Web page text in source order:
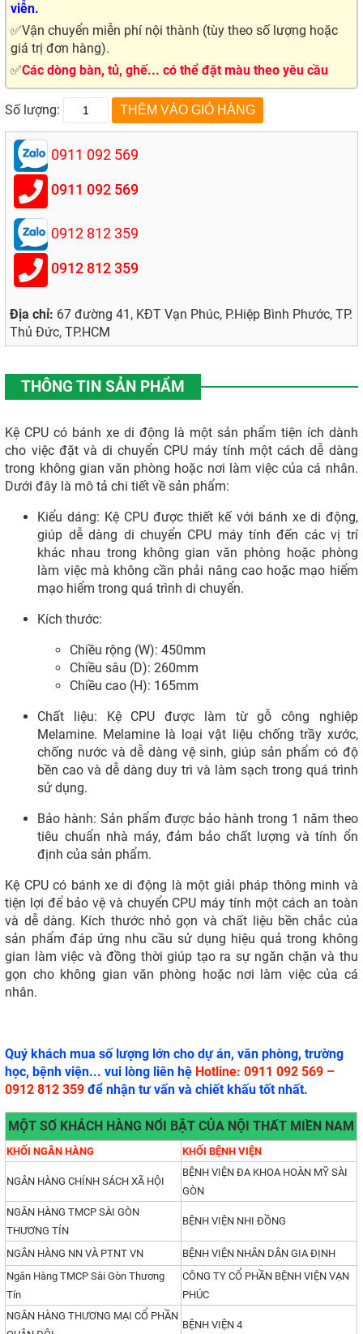
viễn.
✅Vận chuyển miễn phí nội thành (tùy theo số lượng hoặc
giá trị đơn hàng).
✅Các dòng bàn, tủ, ghế... có thể đặt màu theo yêu cầu
Số lượng:
0911 092 569
0911 092 569
0912 812 359
0912 812 359
Địa chỉ: 67 đường 41, KĐT Vạn Phúc, P.Hiệp Bình Phước, TP.
Thủ Đức, TP.HCM
THÔNG TIN SẢN PHẨM
Kệ CPU có bánh xe di động là một sản phẩm tiện ích dành
cho việc đặt và di chuyển CPU máy tính một cách dễ dàng
trong không gian văn phòng hoặc nơi làm việc của cá nhân.
Dưới đây là mô tả chi tiết về sản phẩm:
Kiểu dáng: Kệ CPU được thiết kế với bánh xe di động,
giúp dễ dàng di chuyển CPU máy tính đến các vị trí
khác nhau trong không gian văn phòng hoặc phòng
làm việc mà không cần phải nâng cao hoặc mạo hiểm
mạo hiểm trong quá trình di chuyển.
Kích thước:
Chiều rộng (W): 450mm
Chiều sâu (D): 260mm
Chiều cao (H): 165mm
Chất liệu: Kệ CPU được làm từ gỗ công nghiệp
Melamine. Melamine là loại vật liệu chống trầy xước,
chống nước và dễ dàng vệ sinh, giúp sản phẩm có độ
bền cao và dễ dàng duy trì và làm sạch trong quá trình
sử dụng.
Bảo hành: Sản phẩm được bảo hành trong 1 năm theo
tiêu chuẩn nhà máy, đảm bảo chất lượng và tính ổn
định của sản phẩm.
Kệ CPU có bánh xe di động là một giải pháp thông minh và
tiện lợi để bảo vệ và chuyển CPU máy tính một cách an toàn
và dễ dàng. Kích thước nhỏ gọn và chất liệu bền chắc của
sản phẩm đáp ứng nhu cầu sử dụng hiệu quả trong không
gian làm việc và đồng thời giúp tạo ra sự ngăn chặn và thu
gọn cho không gian văn phòng hoặc nơi làm việc của cá
nhân.
Quý khách mua số lượng lớn cho dự án, văn phòng, trường
học, bệnh viện... vui lòng liên hệ Hotline: 0911 092 569 –
0912 812 359 để nhận tư vấn và chiết khấu tốt nhất.
MỘT SỐ KHÁCH HÀNG NỔI BẬT CỦA NỘI THẤT MIỀN NAM
KHỐI NGÂN HÀNG KHỐI BỆNH VIỆN
NGÂN HÀNG CHÍNH SÁCH XÃ HỘI
BỆNH VIỆN ĐA KHOA HOÀN MỸ SÀI
GÒN
NGÂN HÀNG TMCP SÀI GÒN
THƯƠNG TÍN
BỆNH VIỆN NHI ĐỒNG
NGÂN HÀNG NN VÀ PTNT VN
BỆNH VIỆN NHÂN DÂN GIA ĐỊNH
Ngân Hàng TMCP Sài Gòn Thương
Tín
CÔNG TY CỔ PHẦN BỆNH VIỆN VẠN
PHÚC
NGÂN HÀNG THƯƠNG MẠI CỔ PHẦN
BỆNH VIỆN 4